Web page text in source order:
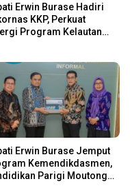
Erwin Burase Hadiri
KKP, Perkuat
Program Kelautan
Erwin Burase Jemput
Kemendikdasmen,
Parigi Moutong